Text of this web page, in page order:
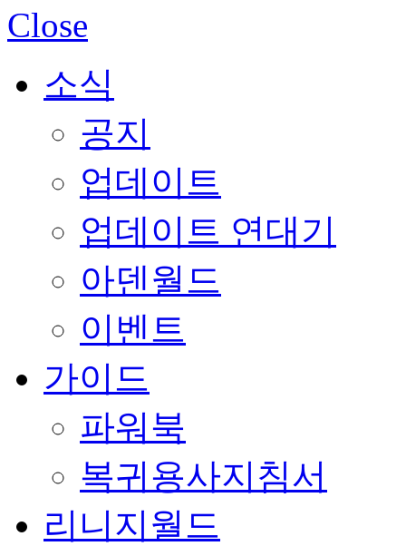
Close
소식
공지
업데이트
업데이트 연대기
아덴월드
이벤트
가이드
파워북
복귀용사지침서
리니지월드